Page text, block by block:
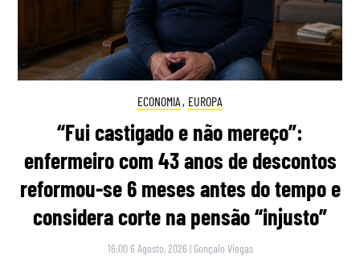
ECONOMIA , EUROPA
“Fui castigado e não mereço”:
enfermeiro com 43 anos de descontos
reformou-se 6 meses antes do tempo e
considera corte na pensão “injusto”
16:00 6 Agosto, 2026 | Gonçalo Viegas